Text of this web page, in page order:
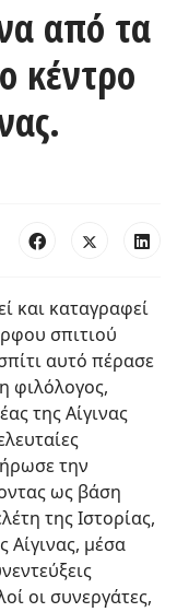
από τα
κέντρο
και καταγραφεί
σπιτιού
αυτό πέρασε
φιλόλογος,
της Αίγινας
την
ως βάση
της Ιστορίας,
Αίγινας, μέσα
οι συνεργάτες,